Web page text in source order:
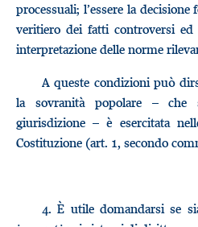
processuali; l’essere la
veritiero dei fatti controversi
interpretazione delle norme
A queste condizioni può
la sovranità popolare – che
giurisdizione – è esercitata
Costituzione (art. 1, secondo
4.È utile domandarsi se